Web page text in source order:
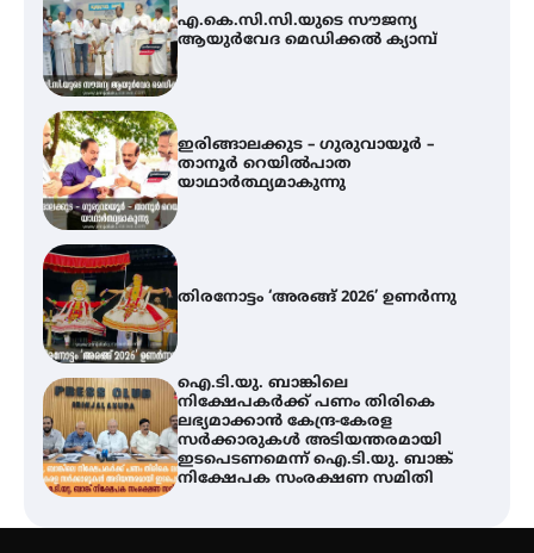
ഇരിങ്ങാലക്കുട – ഗുരുവായൂർ –
താനൂർ റെയിൽപാത
യാഥാർത്ഥ്യമാകുന്നു
തിരനോട്ടം ‘അരങ്ങ് 2026’ ഉണർന്നു
നിക്ഷേപകർക്ക് പണം തിരികെ
ലഭ്യമാക്കാൻ കേന്ദ്ര-കേരള
സർക്കാരുകൾ അടിയന്തരമായി
ഇടപെടണമെന്ന് ഐ.ടി.യു. ബാങ്ക്
നിക്ഷേപക സംരക്ഷണ സമിതി
യൂത്ത് കോൺഗ്രസ്‌ സ്ഥാപക ദിനം
– ഇരിങ്ങാലക്കുടയിൽ
ലഹരിവിരുദ്ധ പ്രതിജ്ഞയെടുത്ത്
യൂത്ത് കോൺഗ്രസ്